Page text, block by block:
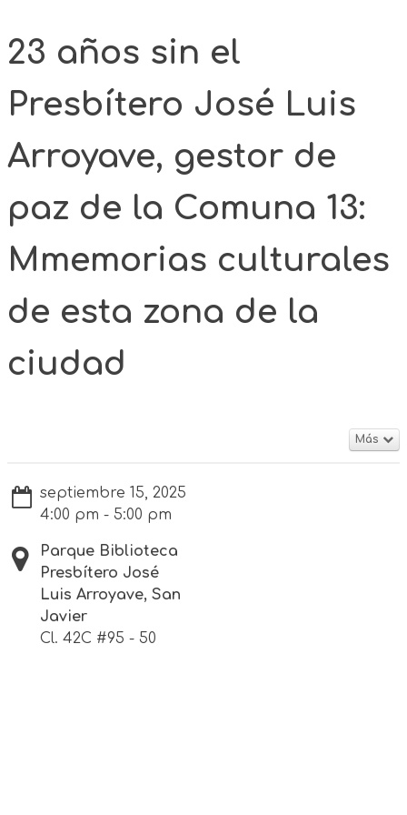
23 años sin el
Presbítero José Luis
Arroyave, gestor de
paz de la Comuna 13:
Mmemorias culturales
de esta zona de la
ciudad
Más
septiembre 15, 2025
4:00 pm - 5:00 pm
Parque Biblioteca
Presbítero José
Luis Arroyave, San
Javier
Cl. 42C #95 - 50